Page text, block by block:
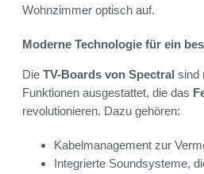
Wohnzimmer optisch auf.
Moderne Technologie für ein
Die TV-Boards von Spectral sind
Funktionen ausgestattet, die das
revolutionieren. Dazu gehören:
Kabelmanagement zur
Integrierte Soundsysteme,